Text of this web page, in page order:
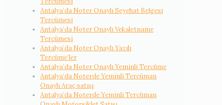
Antalya’da Noter Onaylı Seyehat Belgesi
Tercümesi
Antalya’da Noter Onaylı Vekaletname
Tercümesi
Antalya’da Noter Onaylı Yazılı
Tercüme’ler
Antalya’da Noter Onaylı Yeminli Tercüme
Antalya’da Noterde Yeminli Tercüman
Onaylı Araç satışı
Antalya’da Noterde Yeminli Tercüman